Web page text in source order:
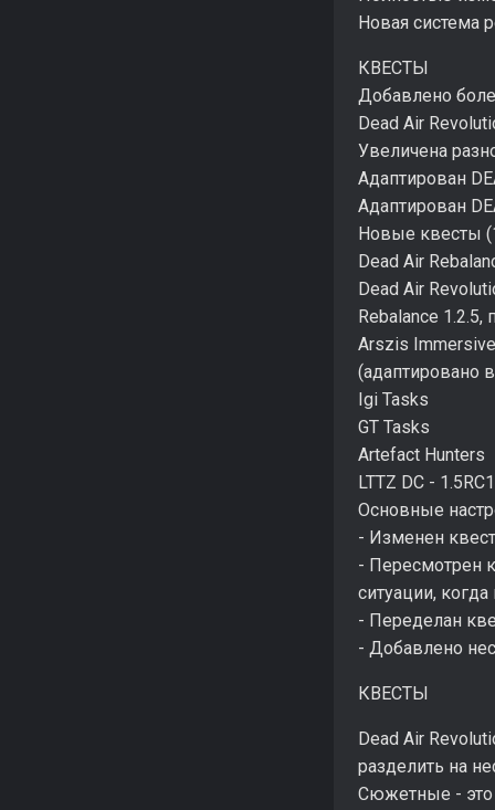
Новая система
КВЕСТЫ
Добавлено
Dead Air
Увеличена
Адаптирован
Адаптирован
Новые квесты
Dead Air
Dead Air
Rebalance
Arszis
(адаптировано
Igi Tasks
GT Tasks
Artefact Hunters
LTTZ DC -
Основные
- Изменен
- Пересмотрен
ситуации,
- Переделан
- Добавлено
КВЕСТЫ
Dead Air
разделить на
Сюжетные - это